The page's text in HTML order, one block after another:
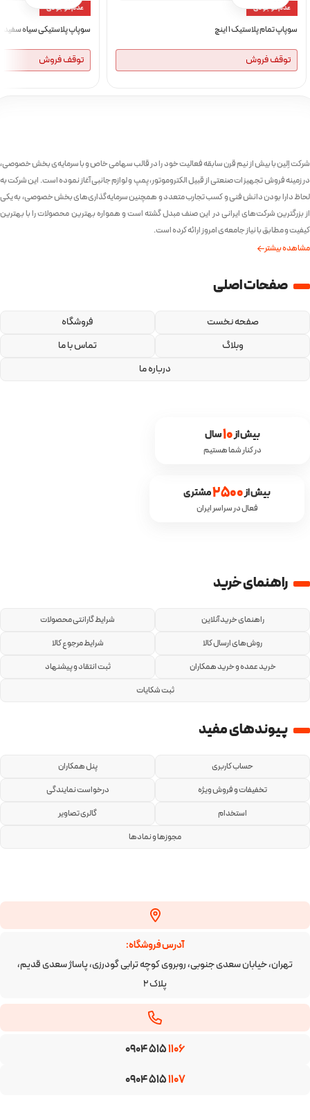
عدم موجودی
سوپاپ تمام پلاستیک 1 اینچ
توقف فروش
عدم موجودی
سوپاپ پلاستیکی سیاه سفید
توقف فروش
شرکت اِلین با بیش از نیم قرن سابقه فعالیت خود را در قالب سهامی خاص و با سرمایه‌ی بخش خصوصی،
در زمینه فروش تجهیزات صنعتی از قبیل الکتروموتور، پمپ و لوازم جانبی آغاز نموده است. این شرکت به
لحاظ دارا بودن دانش فنی و کسب تجارب متعدد و همچنین سرمایه‌گذاری‌های بخش خصوصی، به یکی
از بزرگترین شرکت‌های ایرانی در این صنف مبدل گشته است و همواره بهترین محصولات را با بهترین
کیفیت و مطابق با نیاز جامعه‌ی امروز ارائه کرده است.
مشاهده بیشتر
صفحات اصلی
صفحه نخست
فروشگاه
وبلاگ
تماس با ما
درباره ما
در کنار شما هستیم
بیش از 10
فعال در سراسر ایران
بیش از 2500
راهنمای خرید
راهنمای خرید آنلاین
شرایط گارانتی محصولات
روش‌های ارسال کالا
شرایط مرجوع کالا
خرید عمده و خرید همکاران
ثبت انتقاد و پیشنهاد
ثبت شکایات
پیوندهای مفید
حساب کاربری
پنل همکاران
تخفیفات و فروش ویژه
درخواست نمایندگی
استخدام
گالری تصاویر
مجوزها و نمادها
آدرس فروشگاه:
تهران، خیابان سعدی جنوبی، روبروی کوچه ترابی گودرزی، پاساژ سعدی قدیم،
پلاک ۲
0904 5151106
0904 5151107